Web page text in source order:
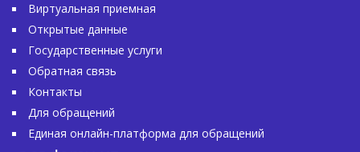
Виртуальная приемная
Открытые данные
Государственные услуги
Обратная связь
Контакты
Для обращений
Единая онлайн-платформа для обращений